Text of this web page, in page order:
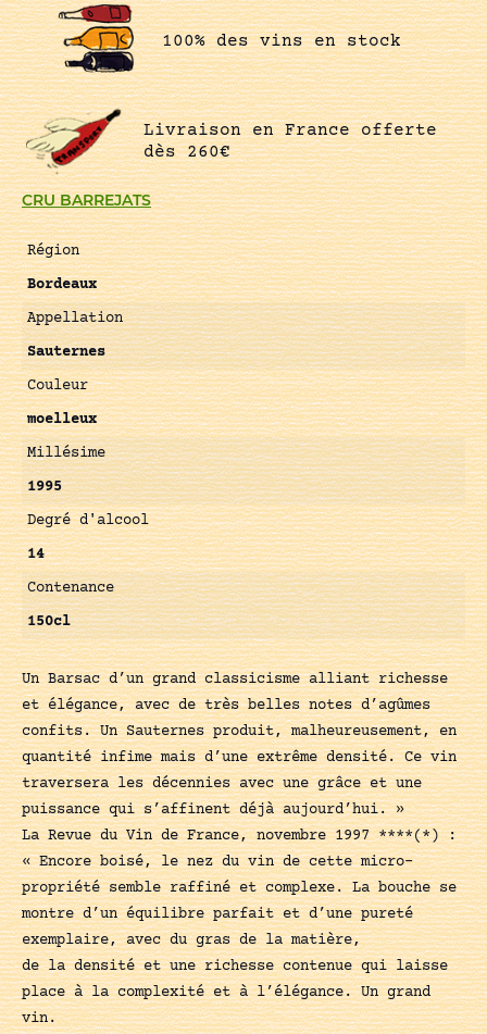
CRU BARREJATS
Région
Bordeaux
Appellation
Sauternes
Couleur
moelleux
Millésime
1995
Degré d'alcool
14
Contenance
150cl
Un Barsac d’un grand classicisme alliant richesse
et élégance, avec de très belles notes d’agûmes
confits. Un Sauternes produit, malheureusement, en
quantité infime mais d’une extrême densité. Ce vin
traversera les décennies avec une grâce et une
puissance qui s’affinent déjà aujourd’hui. »
La Revue du Vin de France, novembre 1997 ****(*) :
« Encore boisé, le nez du vin de cette micro-
propriété semble raffiné et complexe. La bouche se
montre d’un équilibre parfait et d’une pureté
exemplaire, avec du gras de la matière,
de la densité et une richesse contenue qui laisse
place à la complexité et à l’élégance. Un grand
vin.
100% des vins en stock
Livraison en France offerte
dès 260€